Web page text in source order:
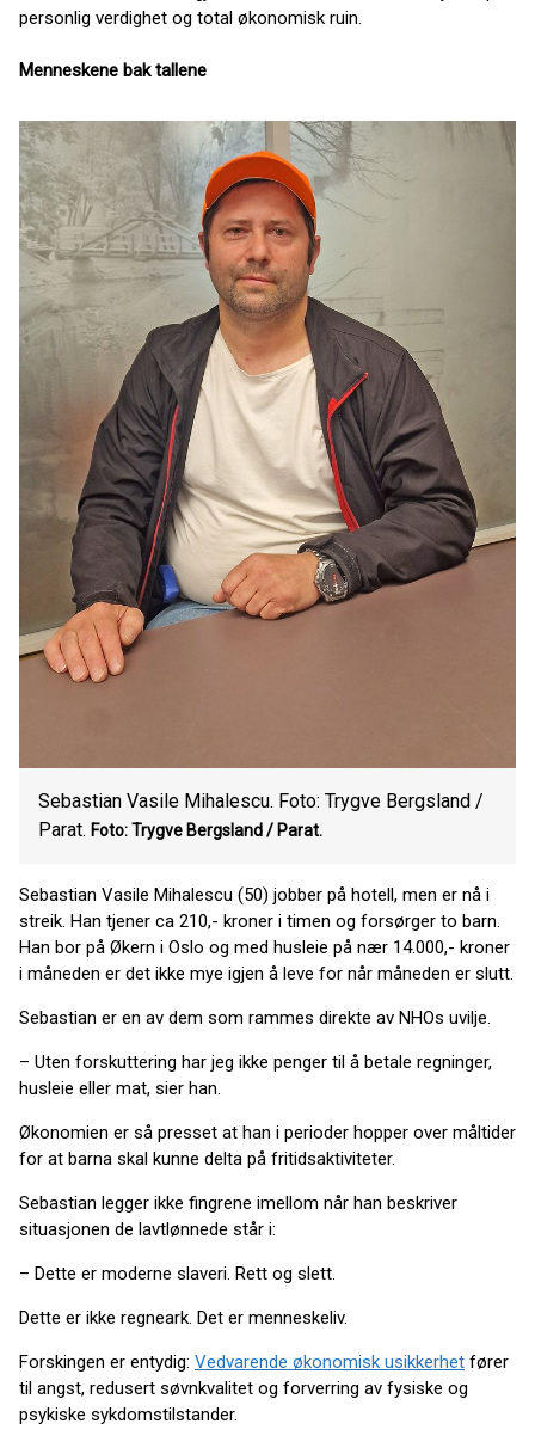
personlig verdighet og total økonomisk ruin.
Menneskene bak tallene
Sebastian Vasile Mihalescu. Foto: Trygve Bergsland /
Parat. Foto: Trygve Bergsland / Parat.
Sebastian Vasile Mihalescu (50) jobber på hotell, men er nå i
streik. Han tjener ca 210,- kroner i timen og forsørger to barn.
Han bor på Økern i Oslo og med husleie på nær 14.000,- kroner
i måneden er det ikke mye igjen å leve for når måneden er slutt.
Sebastian er en av dem som rammes direkte av NHOs uvilje.
– Uten forskuttering har jeg ikke penger til å betale regninger,
husleie eller mat, sier han.
Økonomien er så presset at han i perioder hopper over måltider
for at barna skal kunne delta på fritidsaktiviteter.
Sebastian legger ikke fingrene imellom når han beskriver
situasjonen de lavtlønnede står i:
– Dette er moderne slaveri. Rett og slett.
Dette er ikke regneark. Det er menneskeliv.
Forskingen er entydig: Vedvarende økonomisk usikkerhet fører
til angst, redusert søvnkvalitet og forverring av fysiske og
psykiske sykdomstilstander.